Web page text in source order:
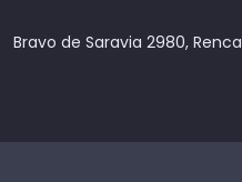
Bravo de Saravia 2980, Renca